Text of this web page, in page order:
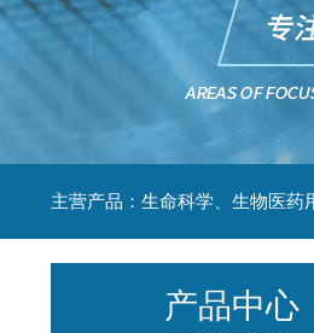
主营产品：生命科学、生物医药
产品中心